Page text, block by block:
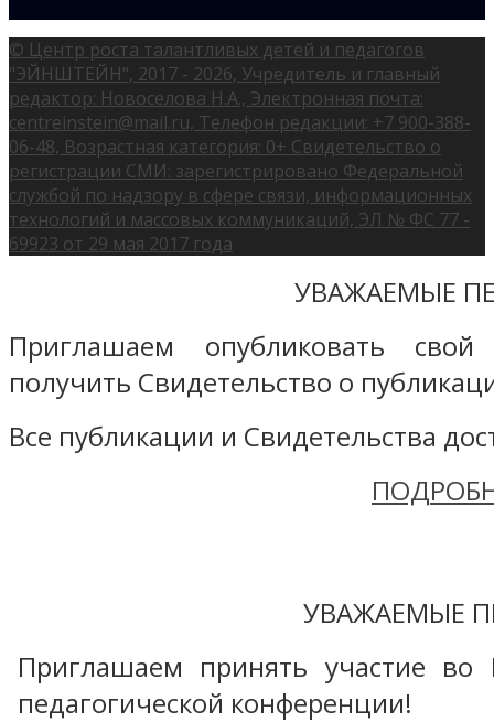
© Центр роста талантливых детей и педагогов
"ЭЙНШТЕЙН", 2017 - 2026, Учредитель и главный
редактор: Новоселова Н.А., Электронная почта:
centreinstein@mail.ru, Телефон редакции: +7 900-388-
06-48, Возрастная категория: 0+ Свидетельство о
регистрации СМИ: зарегистрировано Федеральной
службой по надзору в сфере связи, информационных
технологий и массовых коммуникаций, ЭЛ № ФС 77 -
69923 от 29 мая 2017 года
УВАЖАЕМЫЕ
Приглашаем опубликовать
получить Свидетельство о
Все публикации и Свидетельства
УВАЖАЕМЫЕ
Приглашаем принять участие во
педагогической конференции!